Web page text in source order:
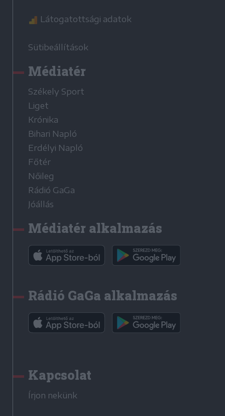
Látogatottsági adatok
Sütibeállítások
Médiatér
Székely Sport
Liget
Krónika
Bihari Napló
Erdélyi Napló
Főtér
Nőileg
Rádió GaGa
Jóállás
Médiatér alkalmazás
Rádió GaGa alkalmazás
Kapcsolat
Írjon nekünk